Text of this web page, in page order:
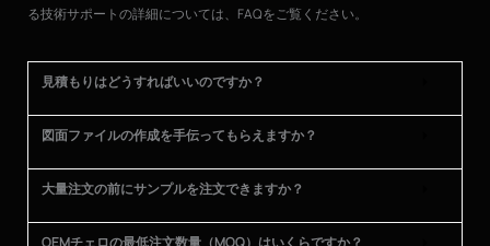
る技術サポートの詳細については、FAQをご覧ください。
見積もりはどうすればいいのですか？
図面ファイルの作成を手伝ってもらえますか？
大量注文の前にサンプルを注文できますか？
OEMチェロの最低注文数量（MOQ）はいくらですか？